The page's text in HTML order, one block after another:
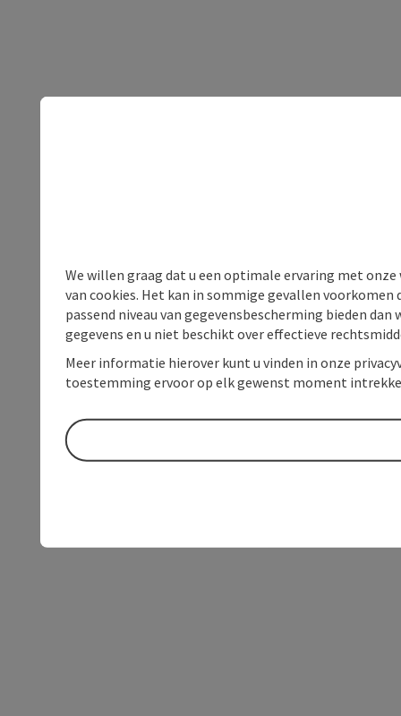
We willen graag dat u een optimale ervaring met
van cookies. Het kan in sommige gevallen voorkomen
passend niveau van gegevensbescherming bieden
gegevens en u niet beschikt over effectieve
Meer informatie hierover kunt u vinden in onze
toestemming ervoor op elk gewenst moment